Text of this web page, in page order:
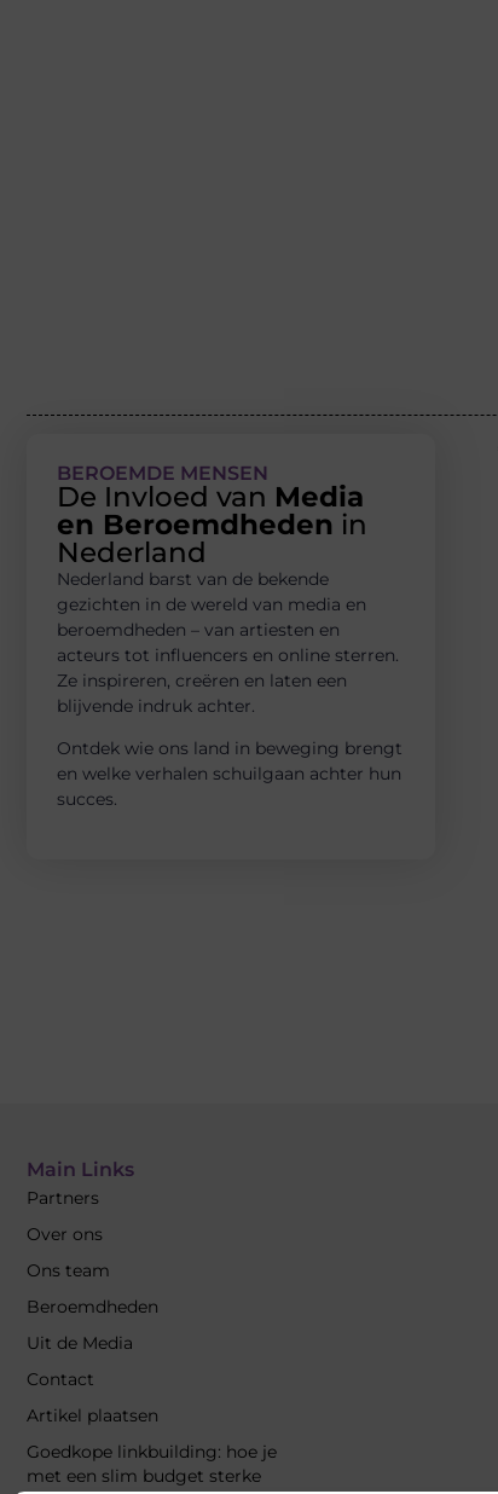
BEROEMDE MENSEN
De Invloed van Media
en Beroemdheden in
Nederland
Nederland barst van de bekende
gezichten in de wereld van media en
beroemdheden – van artiesten en
acteurs tot influencers en online sterren.
Ze inspireren, creëren en laten een
blijvende indruk achter.
Ontdek wie ons land in beweging brengt
en welke verhalen schuilgaan achter hun
succes.
Main Links
Partners
Over ons
Ons team
Beroemdheden
Uit de Media
Contact
Artikel plaatsen
Goedkope linkbuilding: hoe je
met een slim budget sterke